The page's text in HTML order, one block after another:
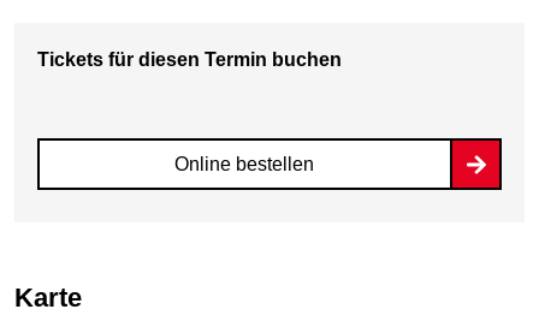
Tickets für diesen Termin buchen
Online bestellen
Karte